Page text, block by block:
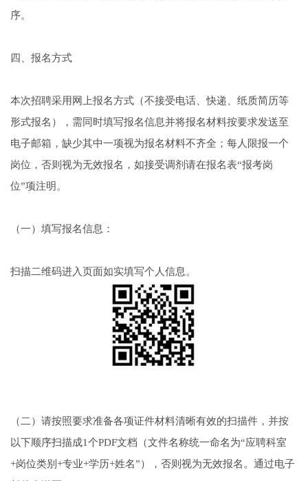
序。
四、报名方式
本次招聘采用网上报名方式（不接受电话、快递、纸质简历等
形式报名），需同时填写报名信息并将报名材料按要求发送至
电子邮箱，缺少其中一项视为报名材料不齐全；每人限报一个
岗位，否则视为无效报名，如接受调剂请在报名表“报考岗
位”项注明。
（一）填写报名信息：
扫描二维码进入页面如实填写个人信息。
（二）请按照要求准备各项证件材料清晰有效的扫描件，并按
以下顺序扫描成1个PDF文档（文件名称统一命名为“应聘科室
+岗位类别+专业+学历+姓名”），否则视为无效报名。通过电子